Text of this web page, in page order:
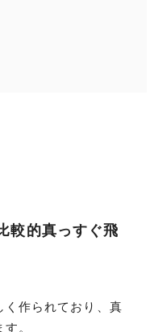
較的真っすぐ飛
く作られており、真
。